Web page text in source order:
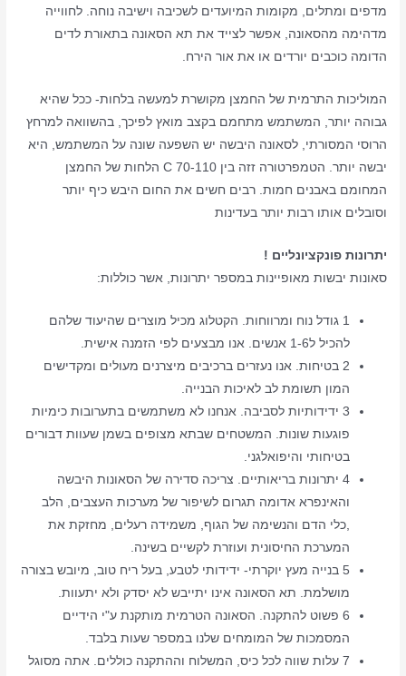
מדפים ומתלים, מקומות המיועדים לשכיבה וישיבה נוחה. לחווייה
מדהימה מהסאונה, אפשר לצייד את תא הסאונה בתאורת לדים
הדומה כוכבים יורדים או את אור הירח.
המוליכות התרמית של החמצן מקושרת למעשה בלחות- ככל שהיא
גבוהה יותר, המשתמש מתחמם בקצב מואץ לפיכך, בהשוואה למרחץ
הרוסי המסורתי, לסאונה היבשה יש השפעה שונה על המשתמש, היא
יבשה יותר. הטמפרטורה זזה בין 70-110 C הלחות של החמצן
המחומם באבנים חמות. רבים חשים את החום היבש כיף יותר
וסובלים אותו רבות יותר בעדינות
יתרונות פונקציונליים !
סאונות יבשות מאופיינות במספר יתרונות, אשר כוללות:
1 גודל נוח ומרווחות. הקטלוג מכיל מוצרים שהיעוד שלהם
להכיל ל1-6 אנשים. אנו מבצעים לפי הזמנה אישית.
2 בטיחות. אנו נעזרים ברכיבים מיצרנים מעולים ומקדישים
המון תשומת לב לאיכות הבנייה.
3 ידידותיות לסביבה. אנחנו לא משתמשים בתערובות כימיות
פוגעות שונות. המשטחים שבתא מצופים בשמן שעוות דבורים
בטיחותי והיפואלגני.
4 יתרונות בריאותיים. צריכה סדירה של הסאונות היבשה
והאינפרא אדומה תגרום לשיפור של מערכות העצבים, הלב
,כלי הדם והנשימה של הגוף, משמידה רעלים, מחזקת את
המערכת החיסונית ועוזרת לקשיים בשינה.
5 בנייה מעץ יוקרתי- ידידותי לטבע, בעל ריח טוב, מיובש בצורה
מושלמת. תא הסאונה אינו יתייבש לא יסדק ולא יתעוות.
6 פשוט להתקנה. הסאונה הטרמית מותקנת ע"י הידיים
המסמכות של המומחים שלנו במספר שעות בלבד.
7 עלות שווה לכל כיס, המשלוח וההתקנה כוללים. אתה מסוגל